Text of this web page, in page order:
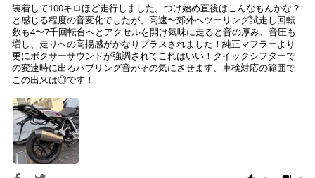
楽天ペイ
いつもの楽天IDとパスワードを使ってスムーズなお支払
いが可能です。
楽天ポイントが貯まる・使える！「簡単」「あんしん」
「お得」な楽天ペイをご利用ください。
ます。
配送送料について
１回のご注文で商品代金合計が¥11,000(税込）以上の場合
は、送料が無料となります。
※通常送料は¥770(税込)です。
配送会社について
ヤマト運輸になります。 配送会社の指定はできかねます。
装着して100キロほど走行しました。つけ始め直後はこんなもんかな？
と感じる程度の音変化でしたが、高速〜郊外へツーリング試走し回転
数も4〜7千回転台へとアクセルを開け気味に走ると音の厚み、音圧も
増し、走りへの高揚感がかなりプラスされました！純正マフラーより
更にボクサーサウンドが強調されてこれはいい！クイックシフターで
の変速時に出るバブリング音がその気にさせます、車検対応の範囲で
この出来は◎です！